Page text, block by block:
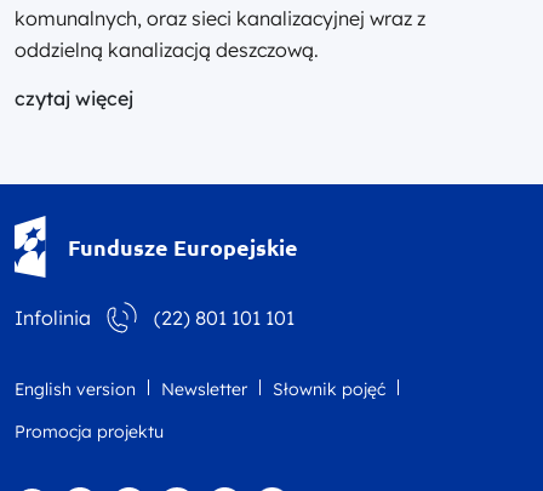
komunalnych, oraz sieci kanalizacyjnej wraz z
oddzielną kanalizacją deszczową.
czytaj więcej
Fundusze Europejskie
Infolinia (22) 801 101 101
English version Newsletter
Słownik pojęć
Promocja projektu